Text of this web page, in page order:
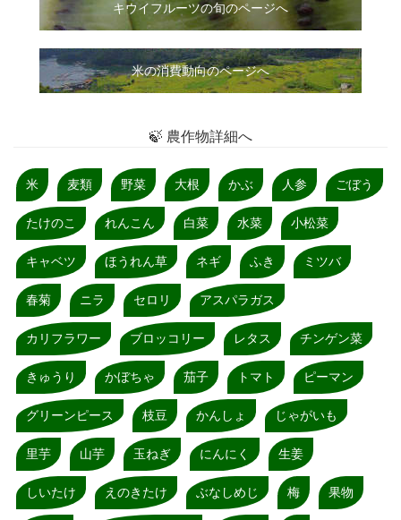
キウイフルーツの旬のページへ
米の消費動向のページへ
🍃 農作物詳細へ
米 麦類 野菜 大根 かぶ 人参 ごぼう
たけのこ れんこん 白菜 水菜 小松菜
キャベツ ほうれん草 ネギ ふき ミツバ
春菊 ニラ セロリ アスパラガス
カリフラワー ブロッコリー レタス チンゲン菜
きゅうり かぼちゃ 茄子 トマト ピーマン
グリーンピース 枝豆 かんしょ じゃがいも
里芋 山芋 玉ねぎ にんにく 生姜
しいたけ えのきたけ ぶなしめじ 梅 果物